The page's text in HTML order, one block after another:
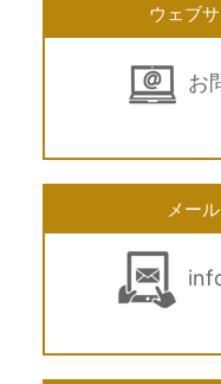
ウェブ
お
メー